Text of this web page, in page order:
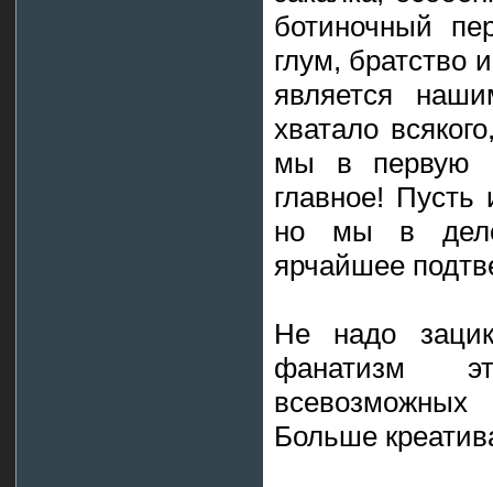
ботиночный
глум, братство
является
хватало
мы в первую
главное! Пусть
но мы в
ярчайшее
Не надо
фанатизм
Больше